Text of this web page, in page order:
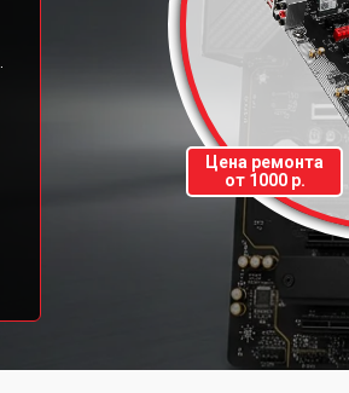
Цена ремонта
от 1000 р.